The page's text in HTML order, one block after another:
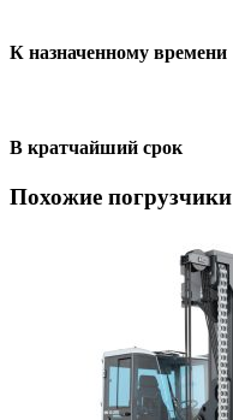
К назначенному времени
В кратчайший срок
Похожие погрузчики